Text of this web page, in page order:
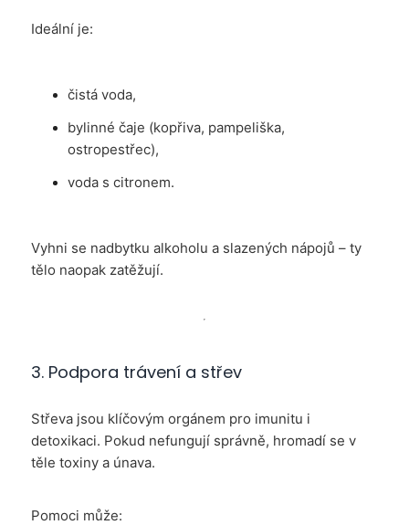
Ideální je:
čistá voda,
bylinné čaje (kopřiva, pampeliška,
ostropestřec),
voda s citronem.
Vyhni se nadbytku alkoholu a slazených nápojů – ty
tělo naopak zatěžují.
3. Podpora trávení a střev
Střeva jsou klíčovým orgánem pro imunitu i
detoxikaci. Pokud nefungují správně, hromadí se v
těle toxiny a únava.
Pomoci může: